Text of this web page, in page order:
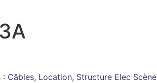
: Câbles, Location, Structure Elec Scène